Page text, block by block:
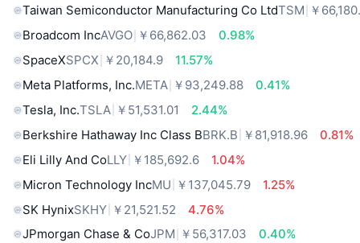
Taiwan Semiconductor Manufacturing Co LtdTSM ￥
Broadcom IncAVGO ￥66,862.03
0.98%
SpaceXSPCX ￥20,184.9
11.57%
Meta Platforms, Inc.META ￥93,249.88
0.41%
Tesla, Inc.TSLA ￥51,531.01
2.44%
Berkshire Hathaway Inc Class BBRK.B ￥81,918.96
0.81%
Eli Lilly And CoLLY ￥185,692.6
1.04%
Micron Technology IncMU ￥137,045.79
1.25%
SK HynixSKHY ￥21,521.52
4.76%
JPmorgan Chase & CoJPM ￥56,317.03
0.40%